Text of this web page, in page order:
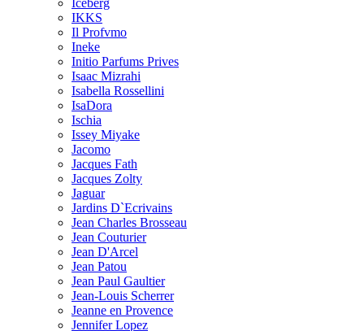
IKKS
Il Profvmo
Ineke
Initio Parfums Prives
Isaac Mizrahi
Isabella Rossellini
IsaDora
Ischia
Issey Miyake
Jacomo
Jacques Fath
Jacques Zolty
Jaguar
Jardins D`Ecrivains
Jean Charles Brosseau
Jean Couturier
Jean D'Arcel
Jean Patou
Jean Paul Gaultier
Jean-Louis Scherrer
Jeanne en Provence
Jennifer Lopez